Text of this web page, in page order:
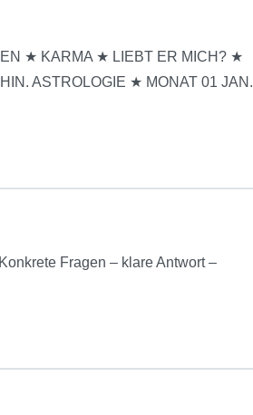
★ KARMA ★ LIEBT ER MICH? ★
ASTROLOGIE ★ MONAT 01 JAN.
Fragen – klare Antwort –